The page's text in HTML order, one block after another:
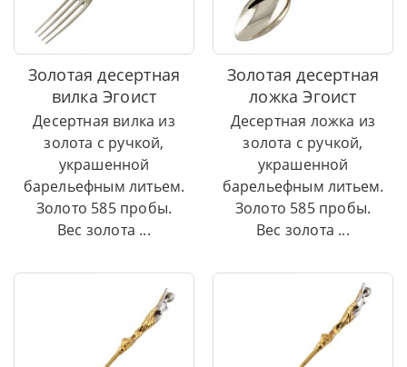
Золотая десертная
вилка Эгоист
Десертная вилка из
золота с ручкой,
украшенной
барельефным литьем.
Золото 585 пробы.
Вес золота ...
Золотая десертная
ложка Эгоист
Десертная ложка из
золота с ручкой,
украшенной
барельефным литьем.
Золото 585 пробы.
Вес золота ...